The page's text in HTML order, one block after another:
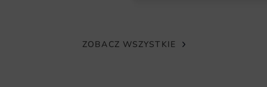
ZOBACZ WSZYSTKIE